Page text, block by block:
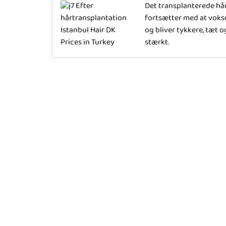
Det transplanterede
fortsætter med at
og bliver tykkere, tæt
stærkt.